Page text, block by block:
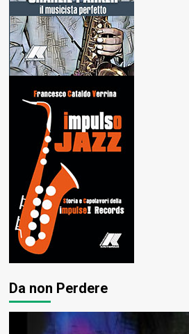
Da non Perdere